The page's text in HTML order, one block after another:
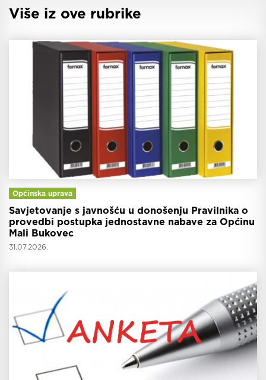
Više iz ove rubrike
Općinska uprava
Savjetovanje s javnošću u donošenju Pravilnika o
provedbi postupka jednostavne nabave za Općinu
Mali Bukovec
31.07.2026.